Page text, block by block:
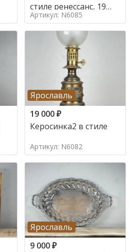
стиле ренессанс, 19
век
Артикул: N6085
Ярославль
19 000₽
Керосинка2 в стиле
Артикул: N6082
Ярославль
9 000₽